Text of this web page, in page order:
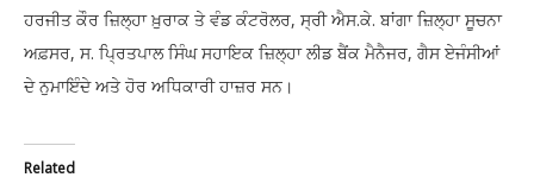
ਹਰਜੀਤ ਕੌਰ ਜ਼ਿਲ੍ਹਾ ਖ਼ੁਰਾਕ ਤੇ ਵੰਡ ਕੰਟਰੋਲਰ, ਸ੍ਰੀ ਐਸ.ਕੇ. ਬਾਂਗਾ ਜ਼ਿਲ੍ਹਾ ਸੂਚਨਾ
ਅਫ਼ਸਰ, ਸ. ਪ੍ਰਿਤਪਾਲ ਸਿੰਘ ਸਹਾਇਕ ਜ਼ਿਲ੍ਹਾ ਲੀਡ ਬੈਂਕ ਮੈਨੈਜਰ, ਗੈਸ ਏਜੰਸੀਆਂ
ਦੇ ਨੁਮਾਇੰਦੇ ਅਤੇ ਹੋਰ ਅਧਿਕਾਰੀ ਹਾਜ਼ਰ ਸਨ।
Related